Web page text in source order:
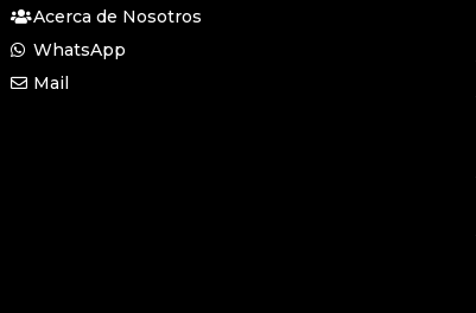
Acerca de Nosotros
WhatsApp
Mail